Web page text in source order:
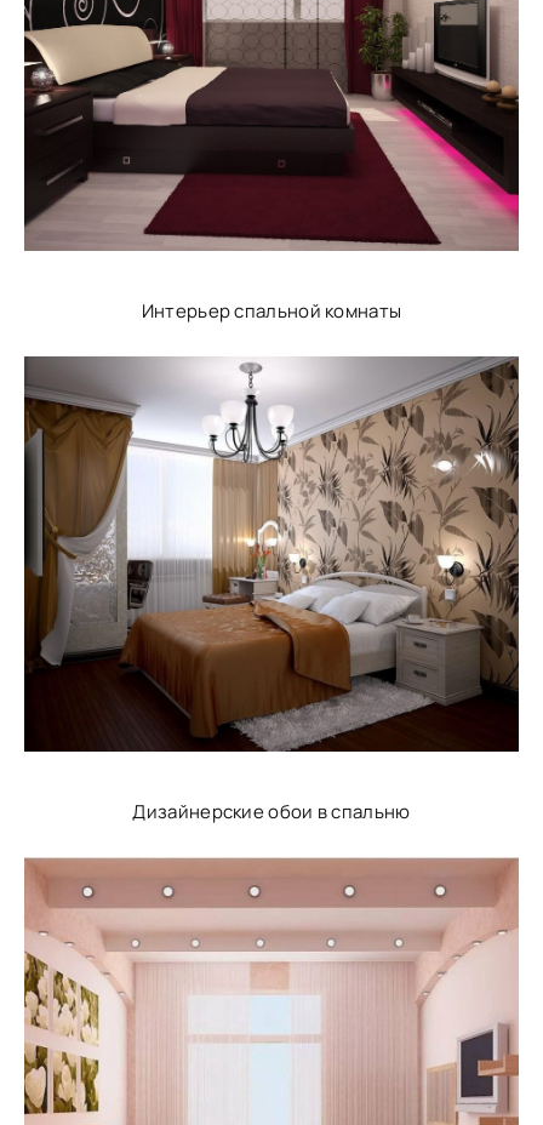
Интерьер спальной комнаты
Дизайнерские обои в спальню